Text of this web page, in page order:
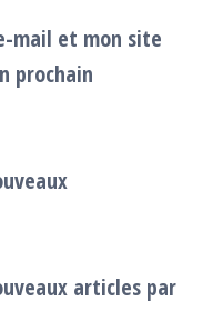
mail et mon site
prochain
articles par